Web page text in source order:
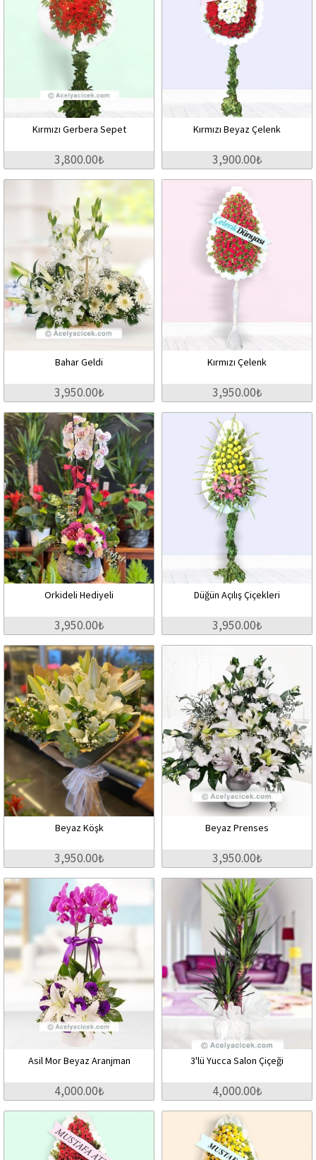
Kırmızı Gerbera Sepet
3,800.00₺
Kırmızı Beyaz Çelenk
3,900.00₺
Bahar Geldi
3,950.00₺
Kırmızı Çelenk
3,950.00₺
Orkideli Hediyeli
3,950.00₺
Düğün Açılış Çiçekleri
3,950.00₺
Beyaz Köşk
3,950.00₺
Beyaz Prenses
3,950.00₺
Asil Mor Beyaz Aranjman
4,000.00₺
3'lü Yucca Salon Çiçeği
4,000.00₺